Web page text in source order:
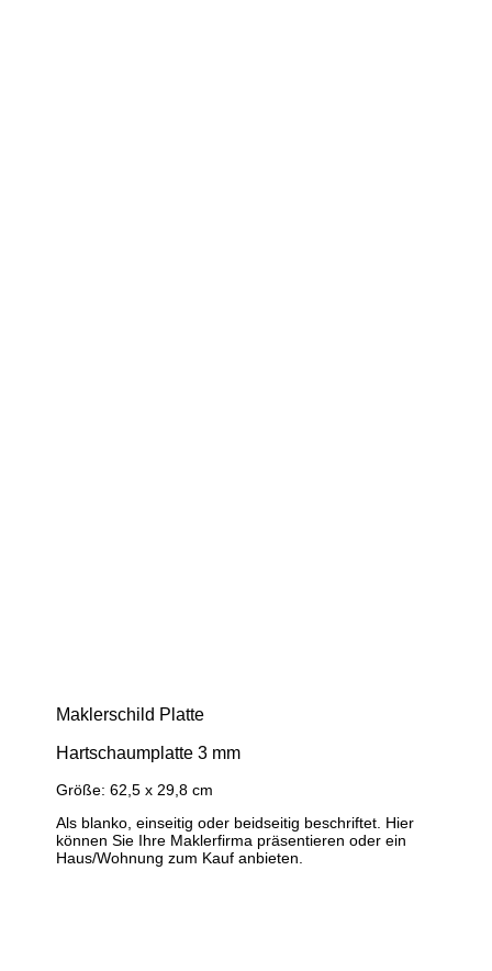
Maklerschild Platte
Hartschaumplatte 3 mm
Größe: 62,5 x 29,8 cm
Als blanko, einseitig oder beidseitig beschriftet. Hier
können Sie Ihre Maklerfirma präsentieren oder ein
Haus/Wohnung zum Kauf anbieten.